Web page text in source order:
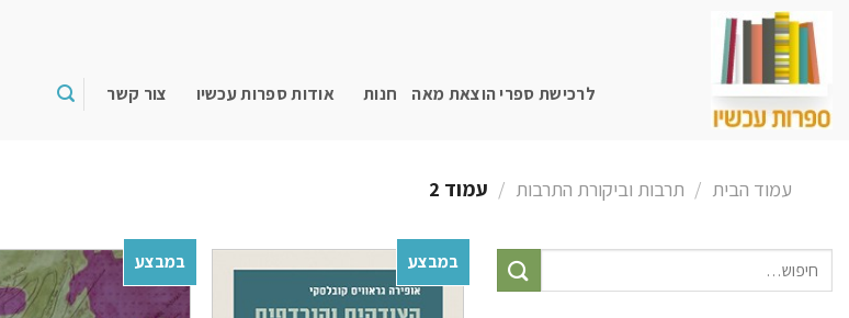
content
צור קשר
אודות ספרות עכשיו חנות לרכישת ספרי הוצאת מאה
עמוד הבית / תרבות וביקורת התרבות / עמוד 2
חיפוש
עבור:
במבצע במבצע